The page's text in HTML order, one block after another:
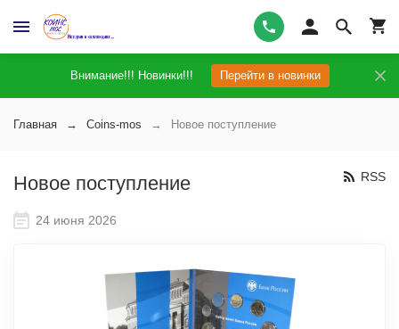
Внимание!!! Новинки!!! Перейти в новинки
Главная Coins-mos Новое поступление
Новое поступление RSS
24 июня 2026